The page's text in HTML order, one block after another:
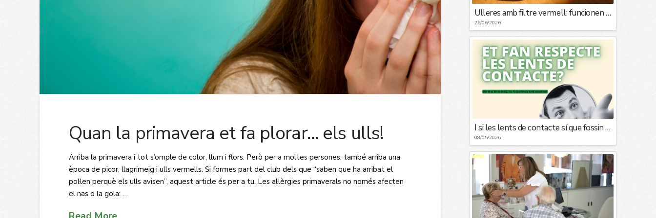
Quan la primavera et fa plorar… els ulls!
Arriba la primavera i tot s’omple de color, llum i flors. Però per a moltes persones, també arriba una
època de picor, llagrimeig i ulls vermells. Si formes part del club dels que “saben que ha arribat el
pol·len perquè els ulls avisen”, aquest article és per a tu. Les al·lèrgies primaverals no només afecten
el nas o la gola: …
Ulleres amb filtre vermell: funcionen realment o són una moda?
26/06/2026
I si les lents de contacte sí que fossin per a tu?
08/05/2026